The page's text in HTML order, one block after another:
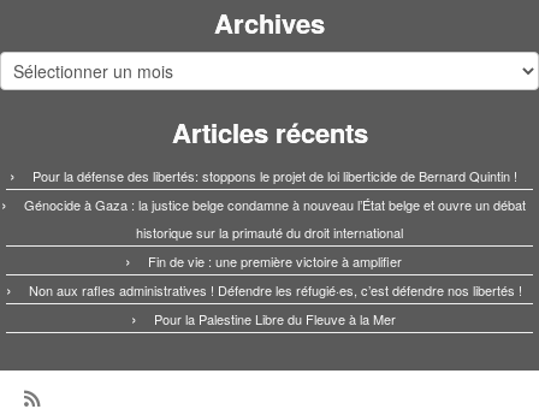
Archives
Archives
Articles récents
Pour la défense des libertés: stoppons le projet de loi liberticide de Bernard Quintin !
Génocide à Gaza : la justice belge condamne à nouveau l’État belge et ouvre un débat
historique sur la primauté du droit international
Fin de vie : une première victoire à amplifier
Non aux rafles administratives ! Défendre les réfugié·es, c’est défendre nos libertés !
Pour la Palestine Libre du Fleuve à la Mer